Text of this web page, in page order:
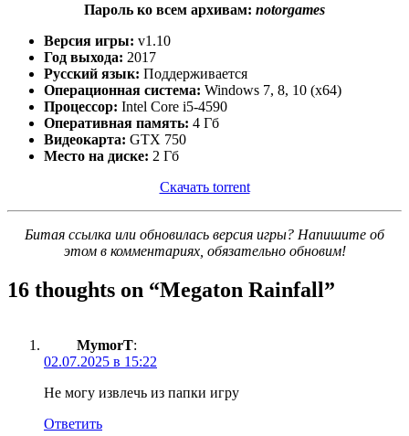
Пароль ко всем архивам: notorgames
Версия игры: v1.10
Год выхода: 2017
Русский язык: Поддерживается
Операционная система: Windows 7, 8, 10 (x64)
Процессор: Intel Core i5-4590
Оперативная память: 4 Гб
Видеокарта: GTX 750
Место на диске: 2 Гб
Скачать torrent
Битая ссылка или обновилась версия игры? Напишите об
этом в комментариях, обязательно обновим!
16 thoughts on “Megaton Rainfall”
MymorT:
02.07.2025 в 15:22
Не могу извлечь из папки игру
Ответить